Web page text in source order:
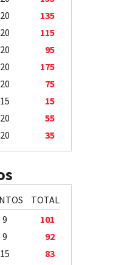
20
135
20
115
20
95
20
175
20
75
15
15
20
55
20 35
TOTAL
9
101
9
92
15
83